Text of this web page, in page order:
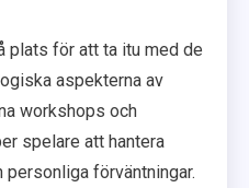
plats för att ta itu med de
aspekterna av
workshops och
spelare att hantera
förväntningar.